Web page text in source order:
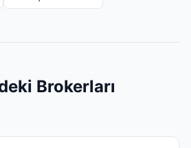
Brokerları